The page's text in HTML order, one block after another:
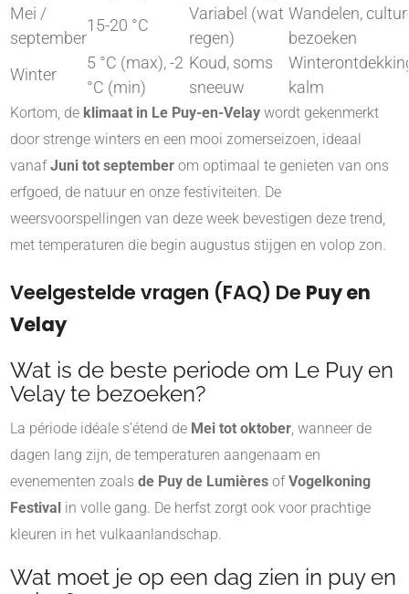
Mei /
september
15-20 °C
Variabel (wat
regen)
Wandelen,
bezoeken
Winter
5 °C (max), -2
°C (min)
Koud, soms
sneeuw
kalm
Kortom, de klimaat in Le Puy-en-Velay wordt gekenmerkt
door strenge winters en een mooi zomerseizoen, ideaal
vanafJuni tot september om optimaal te genieten van ons
erfgoed, de natuur en onze festiviteiten. De
weersvoorspellingen van deze week bevestigen deze trend,
met temperaturen die begin augustus stijgen en volop zon.
Veelgestelde vragen (FAQ) De Puy en
Velay
Wat is de beste periode om Le Puy en
Velay te bezoeken?
La période idéale s’étend de Mei tot oktober, wanneer de
dagen lang zijn, de temperaturen aangenaam en
evenementen zoals de Puy de Lumières ofVogelkoning
Festival in volle gang. De herfst zorgt ook voor prachtige
kleuren in het vulkaanlandschap.
Wat moet je op een dag zien in puy en